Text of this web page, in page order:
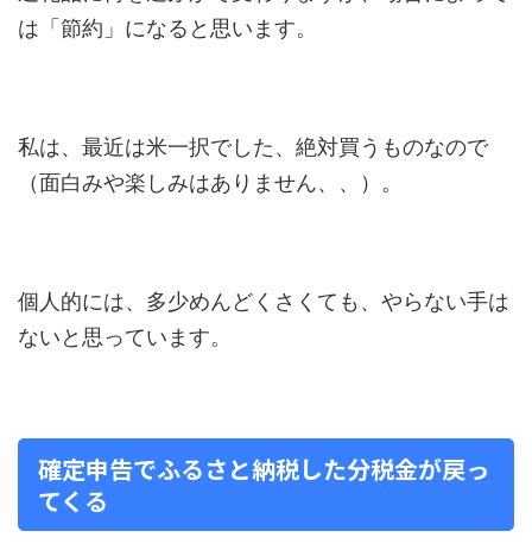
は「節約」になると思います。
私は、最近は米一択でした、絶対買うものなので
（面白みや楽しみはありません、、）。
個人的には、多少めんどくさくても、やらない手は
ないと思っています。
確定申告でふるさと納税した分税金が戻っ
てくる